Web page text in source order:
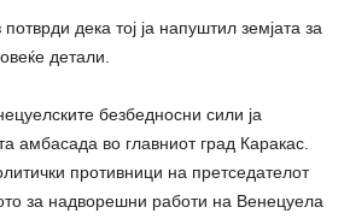
дека тој ја напуштил земјата за
детали.
безбедносни сили ја
амбасада во главниот град Каракас.
противници на претседателот
за надворешни работи на Венецуела